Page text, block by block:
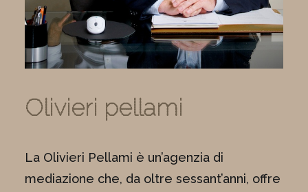
Olivieri pellami
La Olivieri Pellami è un’agenzia di
mediazione che, da oltre sessant’anni, offre